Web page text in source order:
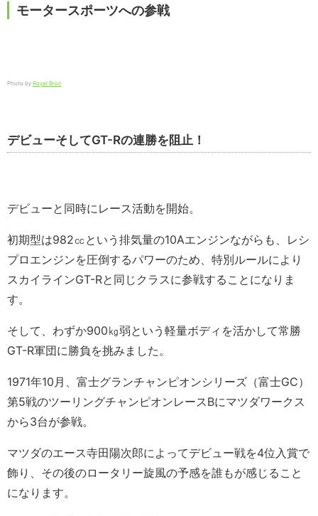
モータースポーツへの参戦
Photo by Royal Broil
デビューそしてGT-Rの連勝を阻止！
デビューと同時にレース活動を開始。
初期型は982㏄という排気量の10Aエンジンながらも、レシ
プロエンジンを圧倒するパワーのため、特別ルールにより
スカイラインGT-Rと同じクラスに参戦することになりま
す。
そして、わずか900㎏弱という軽量ボディを活かして常勝
GT-R軍団に勝負を挑みました。
1971年10月、富士グランチャンピオンシリーズ（富士GC）
第5戦のツーリングチャンピオンレースBにマツダワークス
から3台が参戦。
マツダのエース寺田陽次郎によってデビュー戦を4位入賞で
飾り、その後のロータリー旋風の予感を誰もが感じること
になります。